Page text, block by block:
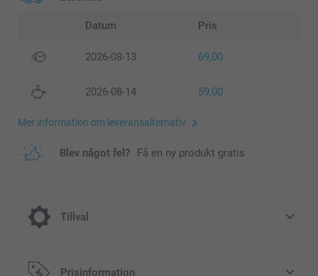
Datum Pris
2026-08-13 69,00
2026-08-14 59,00
Mer information om leveransalternativ
Blev något fel? Få en ny produkt gratis
Tillval
Fyll din Tvålpump med flytande handtvål.
Prisinformation